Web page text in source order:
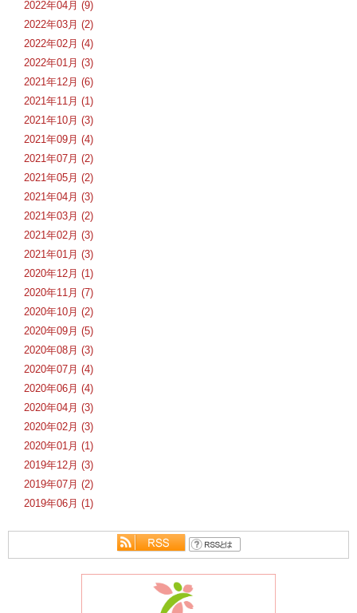
2022年04月 (9)
2022年03月 (2)
2022年02月 (4)
2022年01月 (3)
2021年12月 (6)
2021年11月 (1)
2021年10月 (3)
2021年09月 (4)
2021年07月 (2)
2021年05月 (2)
2021年04月 (3)
2021年03月 (2)
2021年02月 (3)
2021年01月 (3)
2020年12月 (1)
2020年11月 (7)
2020年10月 (2)
2020年09月 (5)
2020年08月 (3)
2020年07月 (4)
2020年06月 (4)
2020年04月 (3)
2020年02月 (3)
2020年01月 (1)
2019年12月 (3)
2019年07月 (2)
2019年06月 (1)